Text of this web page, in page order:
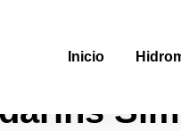
Inicio |